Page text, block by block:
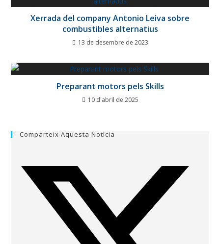
Xerrada del company Antonio Leiva sobre
combustibles alternatius
13 de desembre de 2023
Preparant motors pels Skills
10 d'abril de 2025
Comparteix Aquesta Notícia